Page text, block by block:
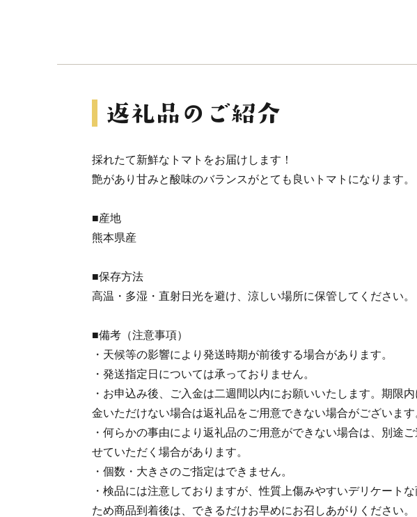
採れたて新鮮なトマトをお届けします！
艶があり甘みと酸味のバランスがとても良いトマトになります。
■産地
熊本県産
■保存方法
高温・多湿・直射日光を避け、涼しい場所に保管してください。
■備考（注意事項）
・天候等の影響により発送時期が前後する場合があります。
・発送指定日については承っておりません。
・お申込み後、ご入金は二週間以内にお願いいたします。期限内
金いただけない場合は返礼品をご用意できない場合がございます
・何らかの事由により返礼品のご用意ができない場合は、別途ご
せていただく場合があります。
・個数・大きさのご指定はできません。
・検品には注意しておりますが、性質上傷みやすいデリケート
ため商品到着後は、できるだけお早めにお召しあがりください。